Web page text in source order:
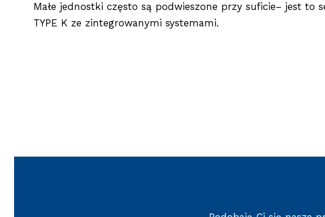
Małe jednostki często są podwieszone przy suficie– jest to
TYPE K ze zintegrowanymi systemami.